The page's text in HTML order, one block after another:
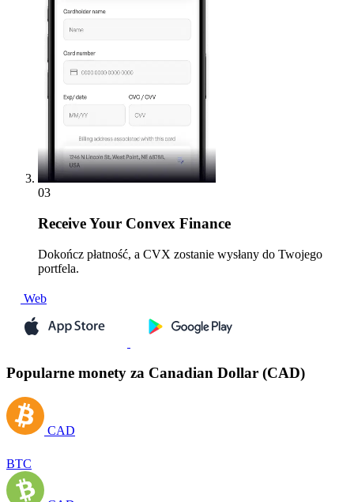
03
ReceiveYour Convex Finance
Dokończ płatność, a CVX zostanie wysłany do Twojego
portfela.
Web
Popularne monety za Canadian Dollar (CAD)
CAD
BTC